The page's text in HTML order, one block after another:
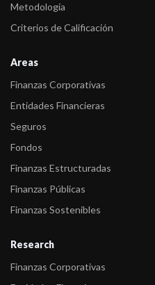
Metodología
Criterios de Calificación
Areas
Finanzas Corporativas
Entidades Financieras
Seguros
Fondos
Finanzas Estructuradas
Finanzas Públicas
Finanzas Sostenibles
Research
Finanzas Corporativas